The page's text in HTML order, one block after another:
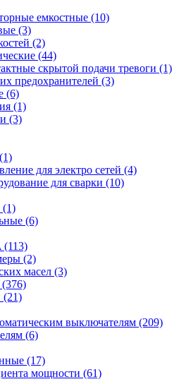
емкостные (10)
(3)
(2)
(44)
скрытой подачи тревоги (1)
предохранителей (3)
(6)
(1)
(3)
для электро сетей (4)
для сварки (10)
(1)
(6)
(113)
(2)
масел (3)
(21)
выключателям (209)
(6)
(17)
мощности (61)